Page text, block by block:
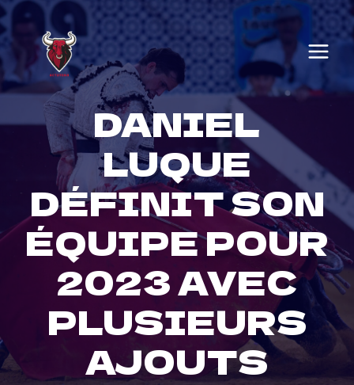
Skip
to
content
DANIEL
LUQUE
DÉFINIT SON
ÉQUIPE POUR
2023 AVEC
PLUSIEURS
AJOUTS